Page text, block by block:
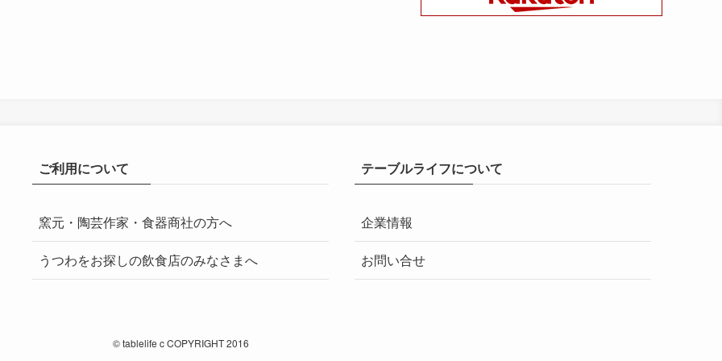
ご利用について
窯元・陶芸作家・食器商社の方へ
うつわをお探しの飲食店のみなさまへ
テーブルライフについて
企業情報
お問い合せ
©tablelife c COPYRIGHT 2016